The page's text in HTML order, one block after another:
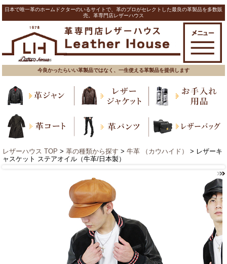
日本で唯一革のホームドクターのいるサイトで、革のプロがセレクトした最良の革製品を多数販
売。革専門店レザーハウス
今良かったらいい革製品ではなく、一生使える革製品を提供します
レザーハウス TOP > 革の種類から探す > 牛革 （カウハイド）
> レザーキ
ャスケット ステアオイル（牛革/日本製）